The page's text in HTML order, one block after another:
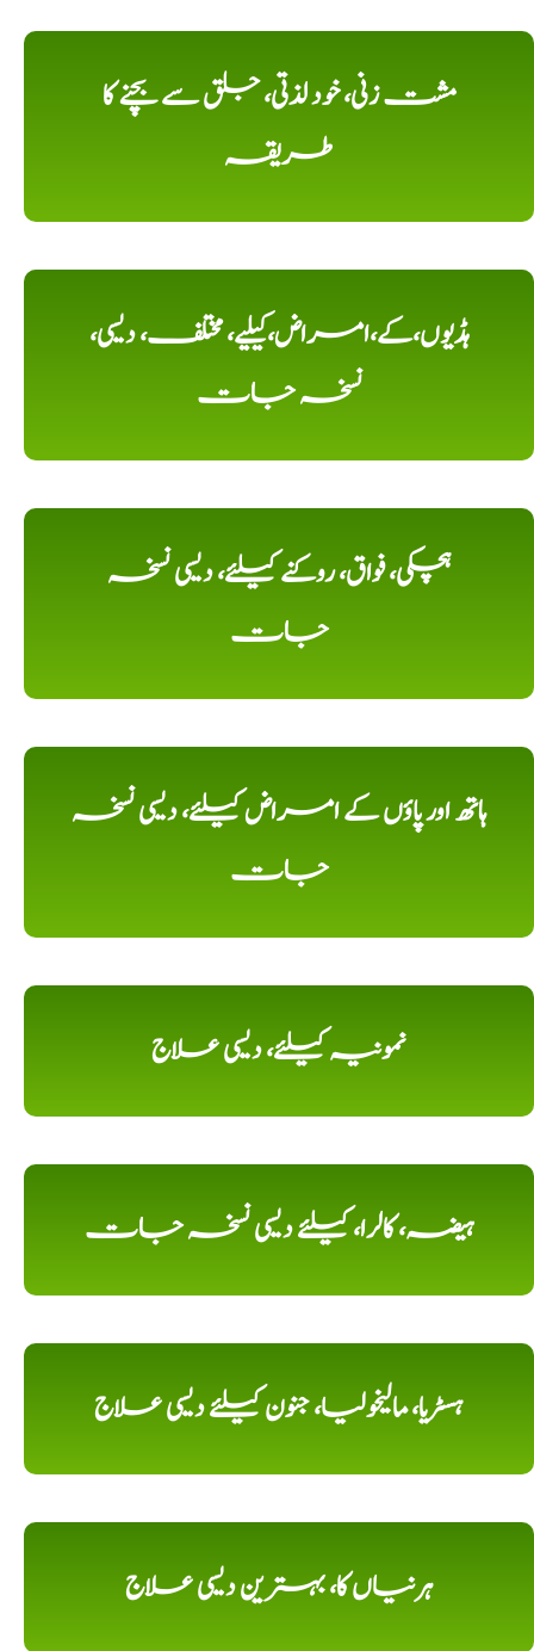
مشت زنی، خود لذتی، جلق سے بچنے کا
طریقہ
ہڈیوں،کے،امراض،کیلیے، مختلف، دیسی،
نسخہ جات
ہچکی، فواق، روکنے کیلئے، دیسی نسخہ
جات
ہاتھ اور پاؤں کے امراض کیلئے، دیسی نسخہ
جات
نمونیہ کیلئے، دیسی علاج
ہیضہ، کالرا، کیلئے دیسی نسخہ جات
ہسٹریا، مالیخولیا، جنون کیلئے دیسی علاج
ہرنیاں کا، بہترین دیسی علاج